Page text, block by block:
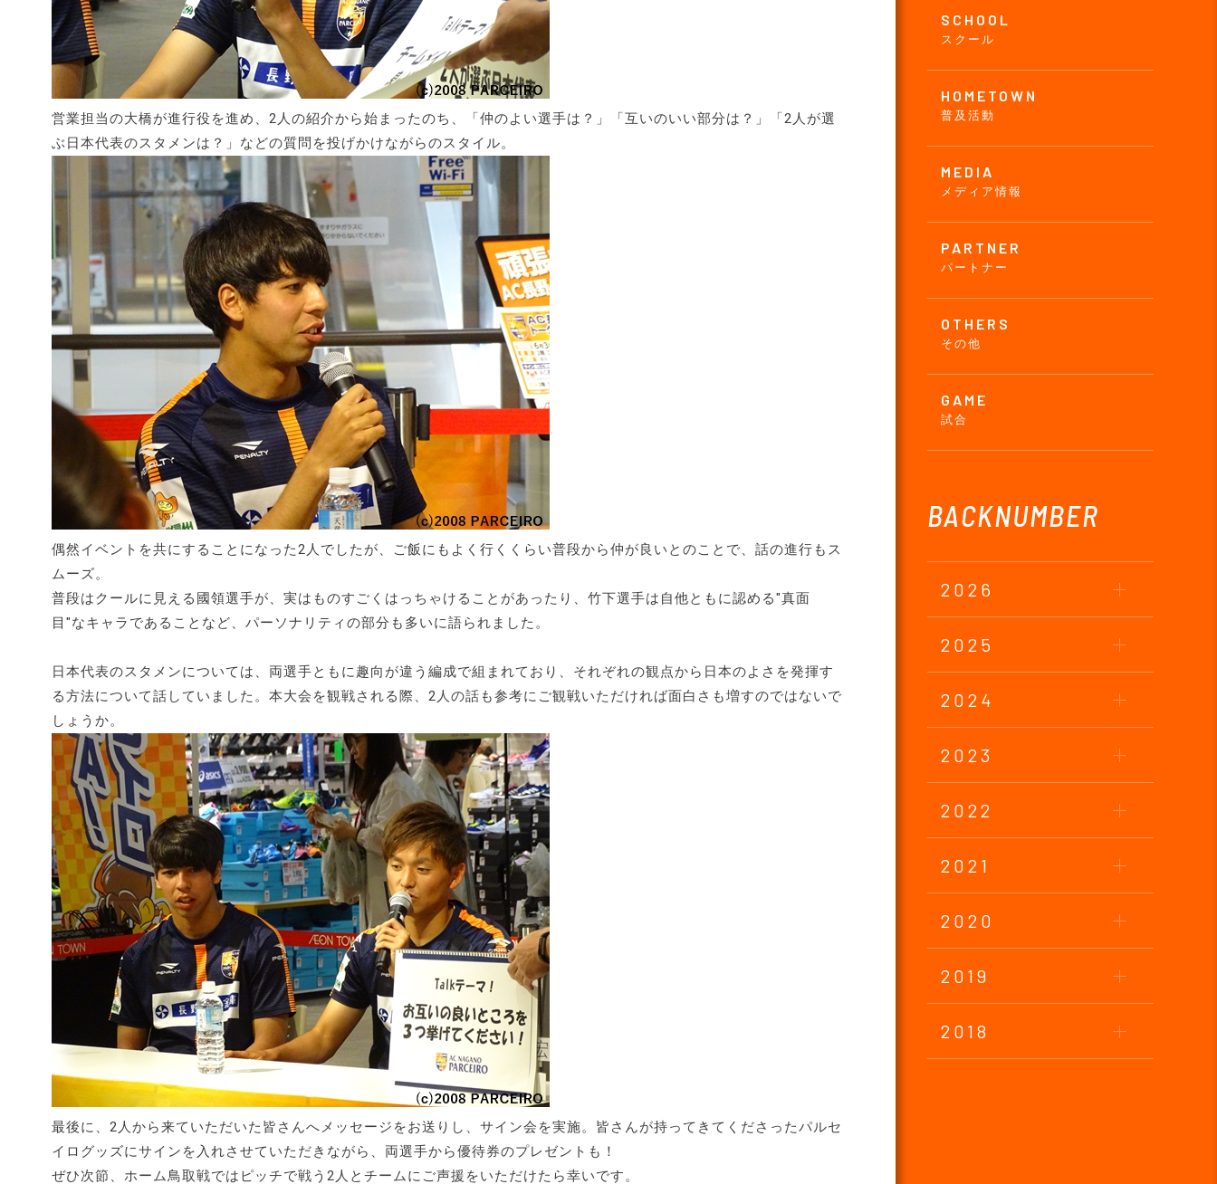
SCHOOL
スクール
HOMETOWN
普及活動
MEDIA
メディア情報
PARTNER
パートナー
OTHERS
その他
GAME
試合
BACKNUMBER
2026
2025
2024
2023
2022
2021
2020
2019
2018
営業担当の大橋が進行役を進め、2人の紹介から始まったのち、「仲のよい選手は？」「互いのいい部分は？」「2人が選
ぶ日本代表のスタメンは？」などの質問を投げかけながらのスタイル。
偶然イベントを共にすることになった2人でしたが、ご飯にもよく行くくらい普段から仲が良いとのことで、話の進行もス
ムーズ。
普段はクールに見える國領選手が、実はものすごくはっちゃけることがあったり、竹下選手は自他ともに認める"真面
目"なキャラであることなど、パーソナリティの部分も多いに語られました。
日本代表のスタメンについては、両選手ともに趣向が違う編成で組まれており、それぞれの観点から日本のよさを発揮す
る方法について話していました。本大会を観戦される際、2人の話も参考にご観戦いただければ面白さも増すのではないで
しょうか。
最後に、2人から来ていただいた皆さんへメッセージをお送りし、サイン会を実施。皆さんが持ってきてくださったパルセ
イログッズにサインを入れさせていただきながら、両選手から優待券のプレゼントも！
ぜひ次節、ホーム鳥取戦ではピッチで戦う2人とチームにご声援をいただけたら幸いです。